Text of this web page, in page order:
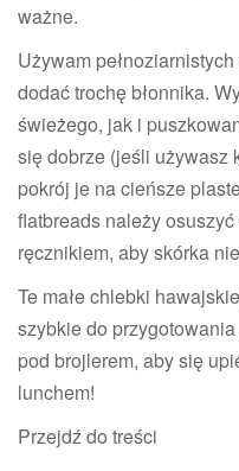
ważne.
Używam
dodać trochę błonnika.
świeżego, jak i
się dobrze (jeśli używasz
pokrój je na cieńsze
flatbreads należy
ręcznikiem, aby skórka
Te małe chlebki
szybkie do
pod brojlerem, aby się
lunchem!
Przejdź do treści